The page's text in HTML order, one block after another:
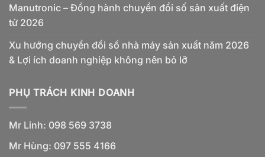
Manutronic – Đồng hành chuyển đổi số sản xuất điện
tử 2026
Xu hướng chuyển đổi số nhà máy sản xuất năm 2026
& Lợi ích doanh nghiệp không nên bỏ lỡ
PHỤ TRÁCH KINH DOANH
Mr Linh: 098 569 3738
Mr Hùng: 097 555 4166